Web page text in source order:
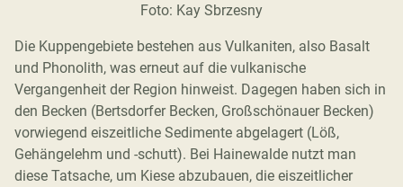
Foto: Kay Sbrzesny
Die Kuppengebiete bestehen aus Vulkaniten, also Basalt
und Phonolith, was erneut auf die vulkanische
Vergangenheit der Region hinweist. Dagegen haben sich in
den Becken (Bertsdorfer Becken, Großschönauer Becken)
vorwiegend eiszeitliche Sedimente abgelagert (Löß,
Gehängelehm und -schutt). Bei Hainewalde nutzt man
diese Tatsache, um Kiese abzubauen, die eiszeitlicher